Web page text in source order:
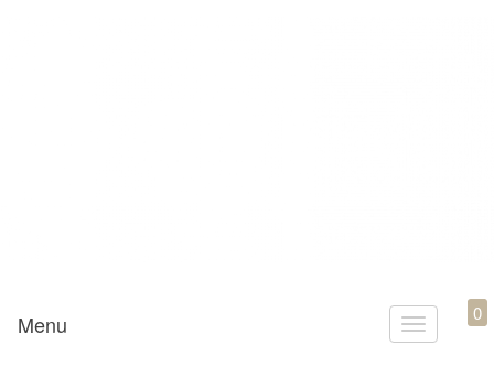
Mamili1910
T
Menu 0